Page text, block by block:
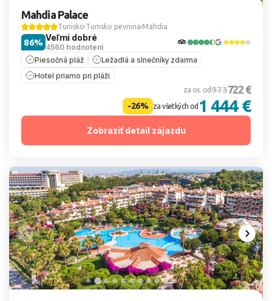
Mahdia Palace
Tunisko Tunisko pevnina Mahdia
Veľmi dobré
4560 hodnotení
86%
Piesočná pláž
Ležadlá a slnečníky zdarma
Hotel priamo pri pláži
za os. od973722 €
-26% za všetkých od 1 444 €
Zobraziť detail zájazdu